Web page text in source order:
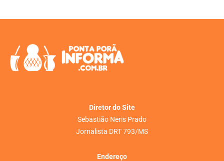
Diretor do Site
Sebastião Neris Prado
Jornalista DRT 793/MS
Endereço